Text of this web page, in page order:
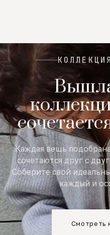
Каждая вещь
сочетаются друг с
Соберите свой
каждый и
Смотреть